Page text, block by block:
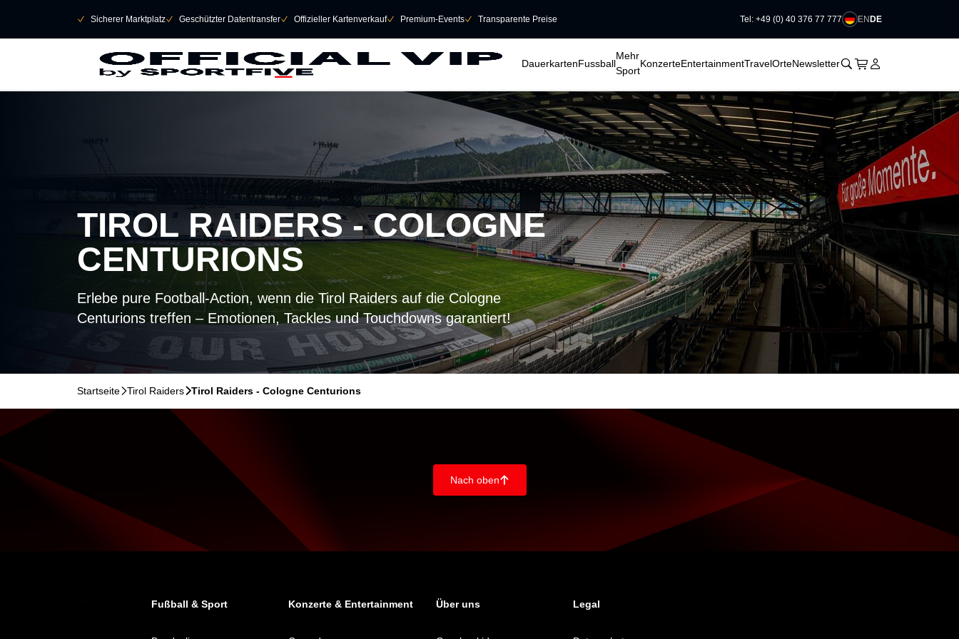
􀆅 Sicherer Marktplatz􀆅 Geschützter Datentransfer􀆅 Offizieller Kartenverkauf􀆅 Premium-Events􀆅 Transparente Preise Tel: +49 (0) 40 376 77 777 ENDE
DauerkartenFussball
Mehr
Sport
KonzerteEntertainmentTravelOrteNewsletter􀊫 Warenkorb
􀍩 Login
􀉩
TIROL RAIDERS - COLOGNE
CENTURIONS
Erlebe pure Football-Action, wenn die Tirol Raiders auf die Cologne
Centurions treffen – Emotionen, Tackles und Touchdowns garantiert!
Startseite􀆊Tirol Raiders􀆊Tirol Raiders - Cologne Centurions
Nach oben􀄨
Fußball & Sport Konzerte & Entertainment Über uns Legal